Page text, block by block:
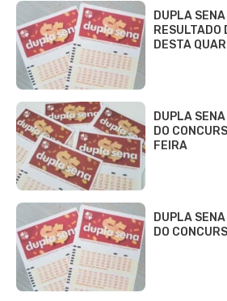
DUPLA
RESULTADO
DESTA
DUPLA
DO
FEIRA
DUPLA
DO